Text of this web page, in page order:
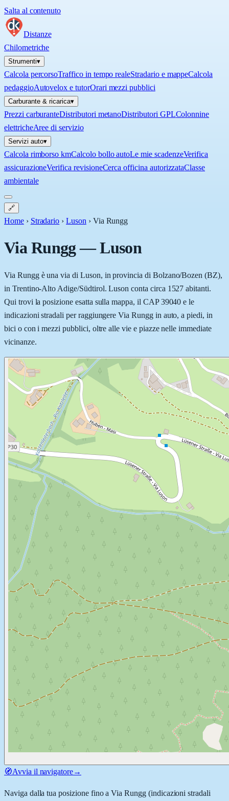
Salta al contenuto
Distanze
Chilometriche
Strumenti▾
Calcola percorsoTraffico in tempo realeStradario e mappeCalcola
pedaggioAutovelox e tutorOrari mezzi pubblici
Carburante & ricarica▾
Prezzi carburanteDistributori metanoDistributori GPLColonnine
elettricheAree di servizio
Servizi auto▾
Calcola rimborso kmCalcolo bollo autoLe mie scadenzeVerifica
assicurazioneVerifica revisioneCerca officina autorizzataClasse
ambientale
🔗
Home › Stradario › Luson › Via Rungg
Via Rungg—Luson
Via Rungg è una via di Luson, in provincia di Bolzano/Bozen (BZ),
in Trentino-Alto Adige/Südtirol. Luson conta circa 1527 abitanti.
Qui trovi la posizione esatta sulla mappa, il CAP 39040 e le
indicazioni stradali per raggiungere Via Rungg in auto, a piedi, in
bici o con i mezzi pubblici, oltre alle vie e piazze nelle immediate
vicinanze.
🧭Avvia il navigatore→
Naviga dalla tua posizione fino aVia Rungg(indicazioni stradali